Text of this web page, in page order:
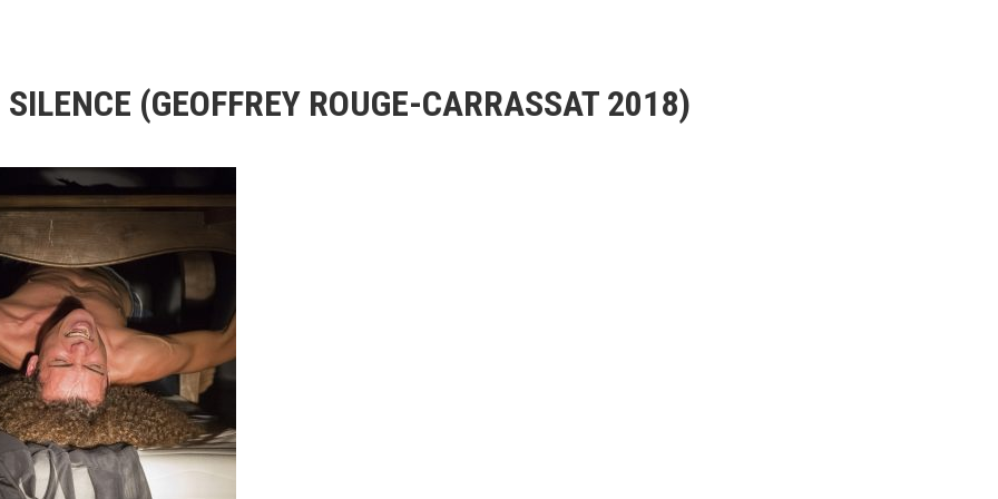
SILENCE (GEOFFREY ROUGE-CARRASSAT 2018)